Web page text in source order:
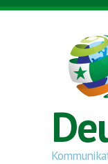
Direkt zum Inhalt